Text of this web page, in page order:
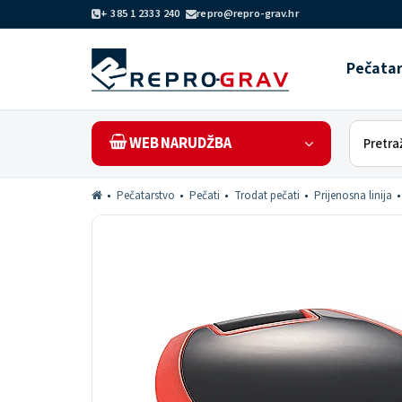
+ 385 1 2333 240 repro@repro-grav.hr
WEB NARUDŽBA
Pečatarstvo Pečati Trodat pečati Prijenosna linija